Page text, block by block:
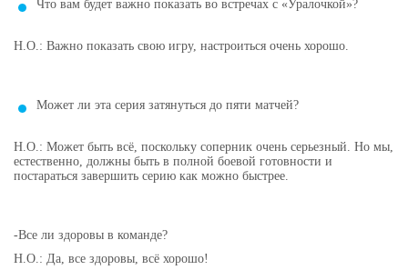
Что вам будет важно показать во встречах с «Уралочкой»?
Н.О.: Важно показать свою игру, настроиться очень хорошо.
Может ли эта серия затянуться до пяти матчей?
Н.О.: Может быть всё, поскольку соперник очень серьезный. Но мы,
естественно, должны быть в полной боевой готовности и
постараться завершить серию как можно быстрее.
-Все ли здоровы в команде?
Н.О.: Да, все здоровы, всё хорошо!